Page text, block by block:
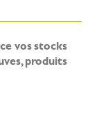
vos stocks
produits